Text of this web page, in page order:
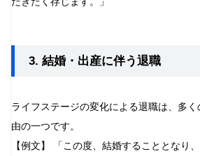
3. 結婚・出産に伴う退職
ライフステージの変化による退職は、多
由の一つです。
【例文】 「この度、結婚することとなり